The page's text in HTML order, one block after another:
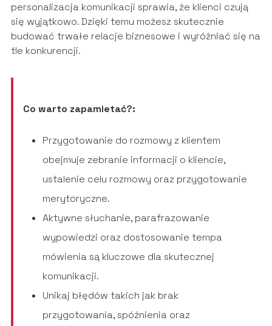
personalizacja komunikacji sprawia, że klienci czują
się wyjątkowo. Dzięki temu możesz skutecznie
budować trwałe relacje biznesowe i wyróżniać się na
tle konkurencji.
Co warto zapamietać?:
Przygotowanie do rozmowy z klientem
obejmuje zebranie informacji o kliencie,
ustalenie celu rozmowy oraz przygotowanie
merytoryczne.
Aktywne słuchanie, parafrazowanie
wypowiedzi oraz dostosowanie tempa
mówienia są kluczowe dla skutecznej
komunikacji.
Unikaj błędów takich jak brak
przygotowania, spóźnienia oraz